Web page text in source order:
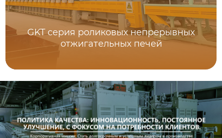
GKT серия роликовых непрерывных
отжигательных печей